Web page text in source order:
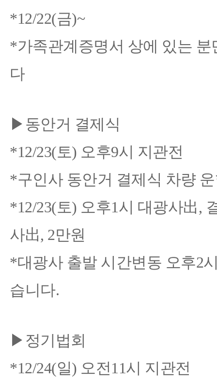
*12/22(금)~
*가족관계증명서 상에 있는 분
다
▶동안거 결제식
*12/23(토) 오후9시 지관전
*구인사 동안거 결제식 차량
*12/23(토) 오후1시 대광사出,
사出, 2만원
*대광사 출발 시간변동 오후2
습니다.
▶정기법회
*12/24(일) 오전11시 지관전